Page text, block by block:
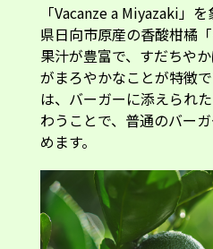
「Vacanze a Miyazaki」
県日向市原産の香酸柑橘
果汁が豊富で、すだちや
がまろやかなことが特徴
は、バーガーに添えられ
わうことで、普通のバー
めます。